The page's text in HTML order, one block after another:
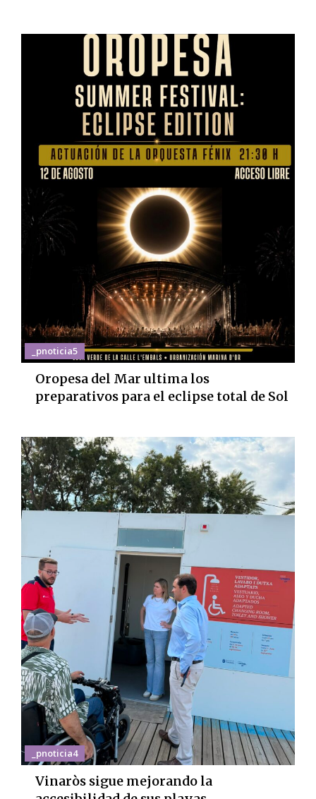
_pnoticia5
Oropesa del Mar ultima los
preparativos para el eclipse total de Sol
_pnoticia4
Vinaròs sigue mejorando la